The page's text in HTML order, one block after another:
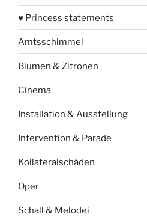
♥ Princess statements
Amtsschimmel
Blumen & Zitronen
Cinema
Installation & Ausstellung
Intervention & Parade
Kollateralschäden
Oper
Schall & Melodei